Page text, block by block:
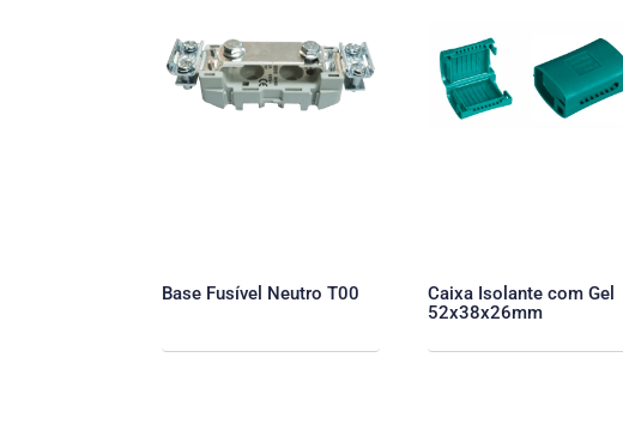
Base Fusível Neutro T00
Caixa Isolante com Gel
52x38x26mm